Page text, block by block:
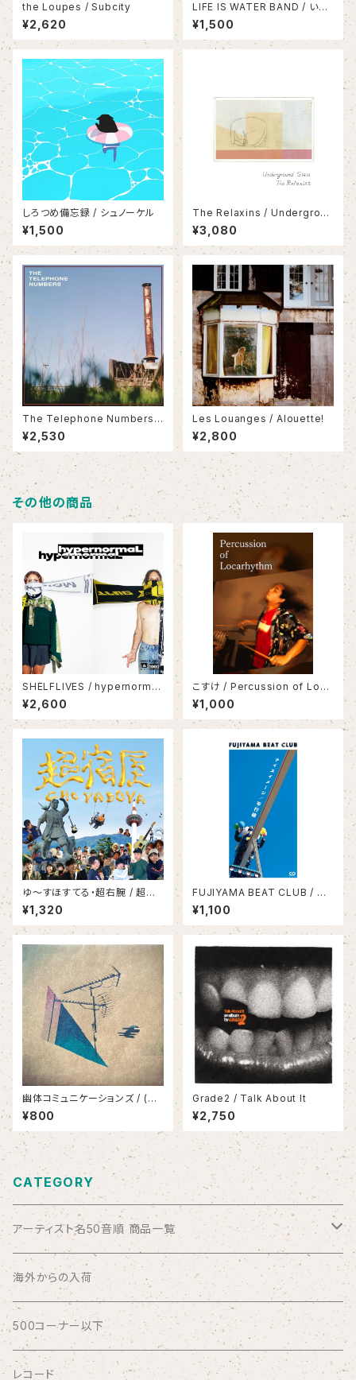
the Loupes / Subcity
¥2,620
LIFE IS WATER BAND / いつ
かはれたひに
¥1,500
しろつめ備忘録 / シュノーケル
¥1,500
The Relaxins / Undergroun
d Stem
¥3,080
The Telephone Numbers /
Scarecrow II
¥2,530
Les Louanges / Alouette!
¥2,800
その他の商品
SHELFLIVES / hypernorma
L
¥2,600
こすけ / Percussion of Loca
rythm
¥1,000
ゆ〜すほすてる・超右腕 / 超宿
屋
¥1,320
FUJIYAMA BEAT CLUB / ナ
イスイメージ/平行線
¥1,100
幽体コミュニケーションズ / (汽
水のコピー)
¥800
Grade2 / Talk About It
¥2,750
CATEGORY
アーティスト名50音順 商品一覧
ABSOLUTE LOSERS
AFRICA
AGU
海外からの入荷
500コーナー以下
レコード